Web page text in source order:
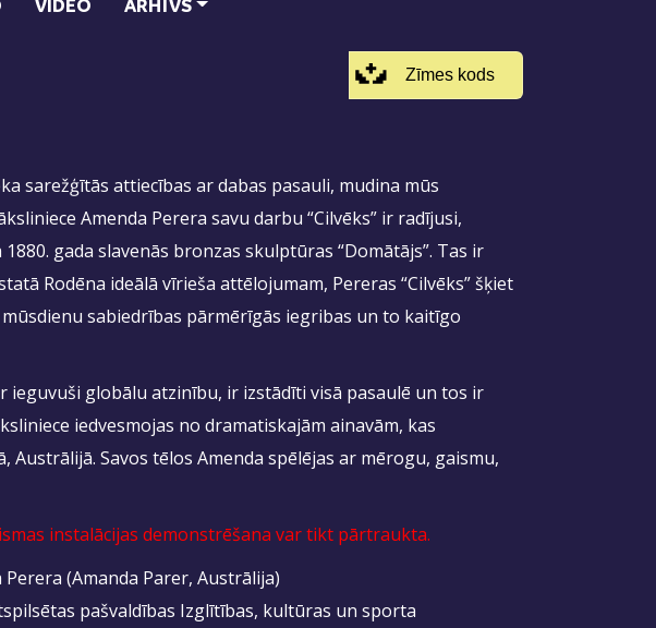
VIDEO ARHĪVS
Zīmes kods
sarežģītās attiecības ar dabas pasauli, mudina mūs
Amenda Perera savu darbu “Cilvēks” ir radījusi,
gada slavenās bronzas skulptūras “Domātājs”. Tas ir
Rodēna ideālā vīrieša attēlojumam, Pereras “Cilvēks” šķiet
sabiedrības pārmērīgās iegribas un to kaitīgo
ieguvuši globālu atzinību, ir izstādīti visā pasaulē un tos ir
iedvesmojas no dramatiskajām ainavām, kas
Austrālijā. Savos tēlos Amenda spēlējas ar mērogu, gaismu,
instalācijas demonstrēšana var tikt pārtraukta.
(Amanda Parer, Austrālija)
pašvaldības Izglītības, kultūras un sporta